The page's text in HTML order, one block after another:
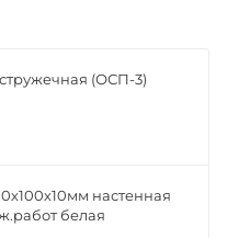
(ОСП-3)
настенная
белая